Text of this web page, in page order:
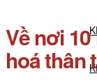
Về nơi
hoá thân